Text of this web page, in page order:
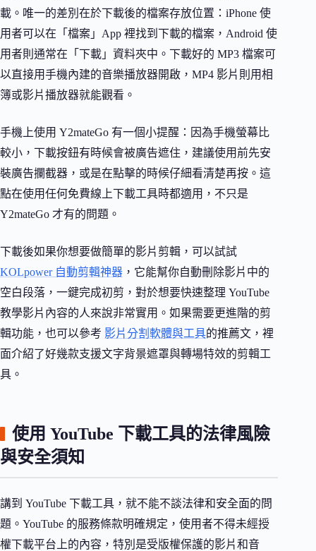
載。唯一的差別在於下載後的檔案存放位置：iPhone 使
用者可以在「檔案」App 裡找到下載的檔案，Android 使
用者則通常在「下載」資料夾中。下載好的 MP3 檔案可
以直接用手機內建的音樂播放器開啟，MP4 影片則用相
簿或影片播放器就能觀看。
手機上使用 Y2mateGo 有一個小提醒：因為手機螢幕比
較小，下載按鈕有時候會被廣告遮住，建議使用前先安
裝廣告攔截器，或是在點擊的時候仔細看清楚再按。這
點在使用任何免費線上下載工具時都適用，不只是
Y2mateGo 才有的問題。
下載後如果你想要做簡單的影片剪輯，可以試試
KOLpower 自動剪輯神器 ，它能幫你自動刪除影片中的
空白段落，一鍵完成初剪，對於想要快速整理 YouTube
教學影片內容的人來說非常實用。如果需要更進階的剪
輯功能，也可以參考 影片分割軟體與工具的推薦文，裡
面介紹了好幾款支援文字背景遮罩與轉場特效的剪輯工
具。
使用 YouTube 下載工具的法律風險
與安全須知
講到 YouTube 下載工具，就不能不談法律和安全面的問
題。YouTube 的服務條款明確規定，使用者不得未經授
權下載平台上的內容，特別是受版權保護的影片和音